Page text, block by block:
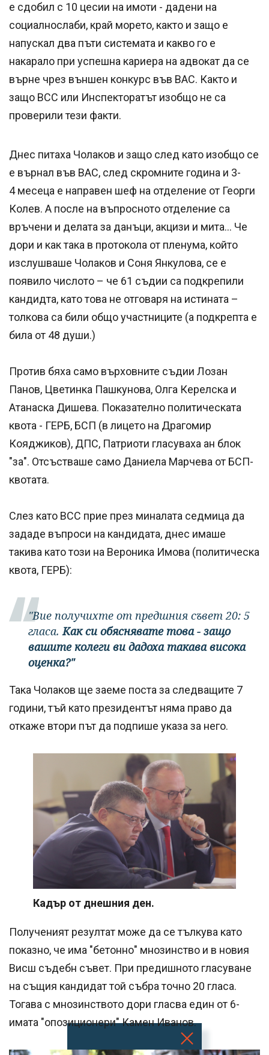
е сдобил с 10 цесии на имоти - дадени на
социалнослаби, край морето, както и защо е
напускал два пъти системата и какво го е
накарало при успешна кариера на адвокат да се
върне чрез външен конкурс във ВАС. Както и
защо ВСС или Инспекторатът изобщо не са
проверили тези факти.
Днес питаха Чолаков и защо след като изобщо се
е върнал във ВАС, след скромните година и 3-
4 месеца е направен шеф на отделение от Георги
Колев. А после на въпросното отделение са
връчени и делата за данъци, акцизи и мита... Че
дори и как така в протокола от пленума, който
изслушваше Чолаков и Соня Янкулова, се е
появило числото – че 61 съдии са подкрепили
кандидта, като това не отговаря на истината –
толкова са били общо участниците (а подкрепта е
била от 48 души.)
Против бяха само върховните съдии Лозан
Панов, Цветинка Пашкунова, Олга Керелска и
Атанаска Дишева. Показателно политическата
квота - ГЕРБ, БСП (в лицето на Драгомир
Кояджиков), ДПС, Патриоти гласуваха ан блок
"за". Отсъстваше само Даниела Марчева от БСП-
квотата.
Слез като ВСС прие през миналата седмица да
зададе въпроси на кандидата, днес имаше
такива като този на Вероника Имова (политическа
квота, ГЕРБ):
"Вие получихте от предшния съвет 20: 5
гласа.Как си обяснявате това - защо
вашите колеги ви дадоха такава висока
оценка?"
Така Чолаков ще заеме поста за следващите 7
години, тъй като президентът няма право да
откаже втори път да подпише указа за него.
Кадър от днешния ден.
Полученият резултат може да се тълкува като
показно, че има "бетонно" мнозинство и в новия
Висш съдебн съвет. При предишното гласуване
на същия кандидат той събра точно 20 гласа.
Тогава с мнозинството дори гласва един от 6-
имата "опозиционери" Камен Иванов.